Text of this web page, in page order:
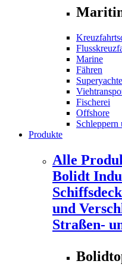
Marine
Fähren
Fischerei
Offshore
Produkte
Alle
Bolidt
und
Straßen-